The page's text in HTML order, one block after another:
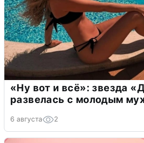
«Ну вот и всё»: звезда
развелась с молодым
6 августа 2